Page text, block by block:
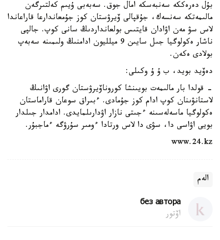
بۇل دەرەككە سەنبەسكە امال جوق. سەبەبى ۇيىم كەلتىرگەن
مالىمەتكە سەنسەك، جۇقپالى ۆيرۋستان كوز جۇمعاندارعا قاراعاندا
لاس سۋ مەن اۋادان قايتىس بولعانداردىڭ سانى كوپ. جالپى
ناشار ەكولوگيا جىل سايىن 9 ميلليون ادامنىڭ ولىمىنە سەبەپ
بولادى ەكەن.
دەۆيد بويد، ب ۇ ۇ وكىلى:
- قولدا بار مالىمەت بويىنشا كوروناۆيرۋستان گورى اۋانىڭ
لاستانۋىنان كوپ ادام كوز جۇمادى. ءبىراق سوعان قاراماستان
ەكولوگيا ماسەلەسىنە ءجىتى نازار اۋدارىلمايدى. ادامدار جىلدار
بويى اۋاسى دا، سۋى دا لاس ورتادا ءومىر سۇرۋگە ءماجبۇر.
www.24.kz
الەم
без автора
اۆتور